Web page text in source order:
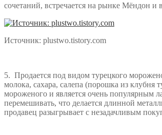
сочетаний, встречается на рынке Мёндон и
Источник: plustwo.tistory.com
5. Продается под видом турецкого
молока, сахара, салепа (порошка из клубня
мороженого и является очень популярным
перемешивать, что делается длинной
продавец разыгрывает с незадачливым